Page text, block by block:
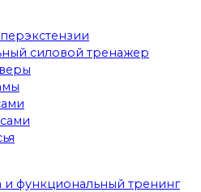
силовой тренажер
и функциональный тренинг